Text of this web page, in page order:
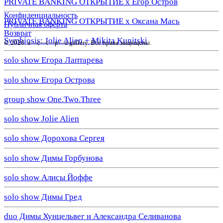
PRIVATE BANKING ОТКРЫТИЕ х Оксана Мась
Symbiosis: Jolie Alien + Mikita Kunitski
solo show Егора Лаптарева
solo show Егора Острова
group show One.Two.Three
solo show Jolie Alien
solo show Дорохова Сергея
solo show Димы Горбунова
solo show Алисы Йоффе
solo show Димы Гред
duo Димы Хунцельвег и Александра Селиванова
Конфиденциальность
Публичная оферта
Возврат
© 2026. a—с—t—р—a gallery. Все права защищены.